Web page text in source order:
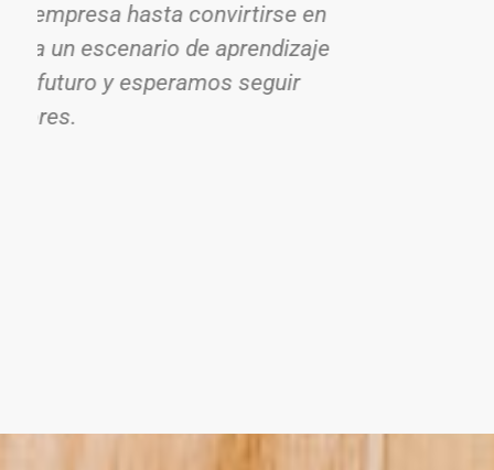
Ser reconocida como una
eficiente utilización de la